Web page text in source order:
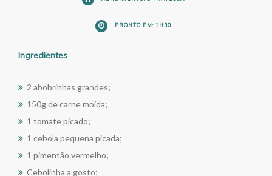
PRONTO EM: 1H30
Ingredientes
2 abobrinhas grandes;
150g de carne moída;
1 tomate picado;
1 cebola pequena picada;
1 pimentão vermelho;
Cebolinha a gosto;